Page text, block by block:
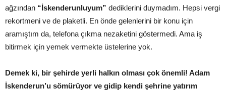
ağzından “İskenderunluyum” dediklerini duymadım. Hepsi vergi
rekortmeni ve de plaketli. En önde gelenlerini bir konu için
aramıştım da, telefona çıkma nezaketini göstermedi. Ama iş
bitirmek için yemek vermekte üstelerine yok.
Demek ki, bir şehirde yerli halkın olması çok önemli! Adam
İskenderun’u sömürüyor ve gidip kendi şehrine yatırım